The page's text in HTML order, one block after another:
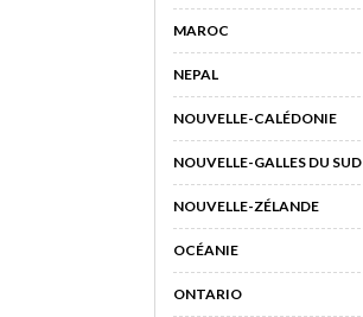
MAROC
NEPAL
NOUVELLE-CALÉDONIE
NOUVELLE-GALLES DU SUD
NOUVELLE-ZÉLANDE
OCÉANIE
ONTARIO